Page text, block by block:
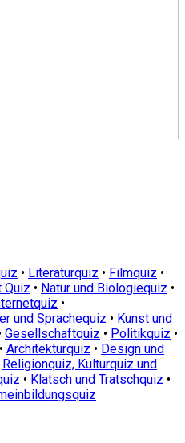
• Literaturquiz • Filmquiz •
Quiz • Natur und Biologiequiz •
•
und Sprachequiz • Kunst und
Gesellschaftquiz • Politikquiz •
• Architekturquiz • Design und
Religionquiz, Kulturquiz und
• Klatsch und Tratschquiz •